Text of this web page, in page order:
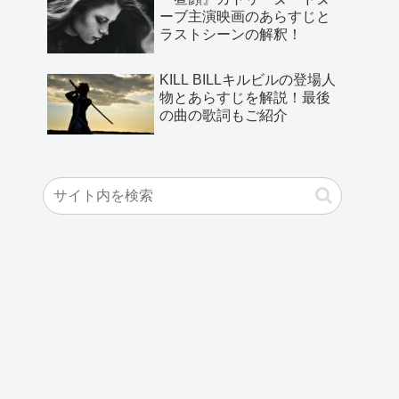
ーブ主演映画のあらすじと
ラストシーンの解釈！
KILL BILLキルビルの登場人
物とあらすじを解説！最後
の曲の歌詞もご紹介